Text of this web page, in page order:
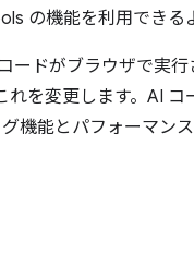
の機能を利用できる
ードがブラウザで実
を変更します。AI
機能とパフォーマン